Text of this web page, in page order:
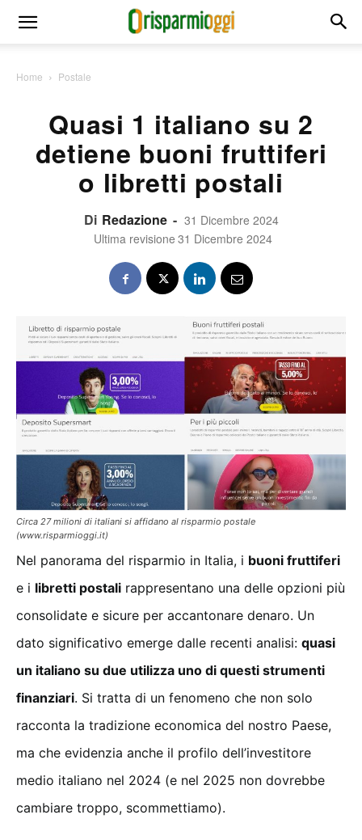
Home Postale
Quasi 1 italiano su 2
detiene buoni fruttiferi
o libretti postali
Di Redazione - 31 Dicembre 2024
Ultima revisione 31 Dicembre 2024
Circa 27 milioni di italiani si affidano al risparmio postale
(www.risparmioggi.it)
Nel panorama del risparmio in Italia, i buoni fruttiferi
e i libretti postali rappresentano una delle opzioni più
consolidate e sicure per accantonare denaro. Un
dato significativo emerge dalle recenti analisi: quasi
un italiano su due utilizza uno di questi strumenti
finanziari. Si tratta di un fenomeno che non solo
racconta la tradizione economica del nostro Paese,
ma che evidenzia anche il profilo dell’investitore
medio italiano nel 2024 (e nel 2025 non dovrebbe
cambiare troppo, scommettiamo).